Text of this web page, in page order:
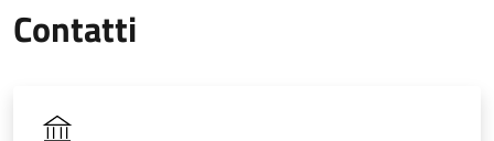
Contatti